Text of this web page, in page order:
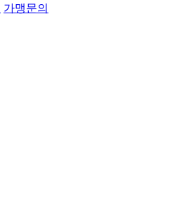
가맹문의